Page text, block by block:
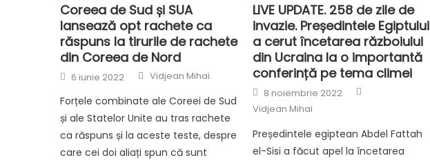
Coreea de Sud și SUA
lansează opt rachete ca
răspuns la tirurile de rachete
din Coreea de Nord
Posted
on
6 iunie 2022 Author
Vidjean Mihai
Forțele combinate ale Coreei de Sud
și ale Statelor Unite au tras rachete
ca răspuns și la aceste teste, despre
care cei doi aliați spun că sunt
LIVE UPDATE. 258 de zile de
invazie. Președintele Egiptului
a cerut încetarea războiului
din Ucraina la o importantă
conferință pe tema climei
Posted
on
8 noiembrie 2022
Vidjean Mihai
Președintele egiptean Abdel Fattah
el-Sisi a făcut apel la încetarea